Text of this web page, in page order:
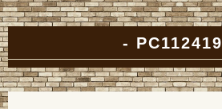
PC112419